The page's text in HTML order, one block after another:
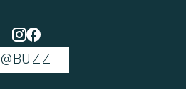
@BUZZ